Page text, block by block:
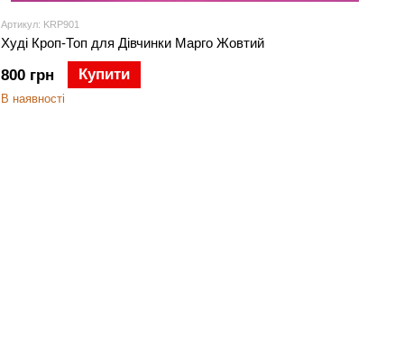
Артикул: KRP901
Худі Кроп-Топ для Дівчинки Марго Жовтий
800 грн Купити
В наявності